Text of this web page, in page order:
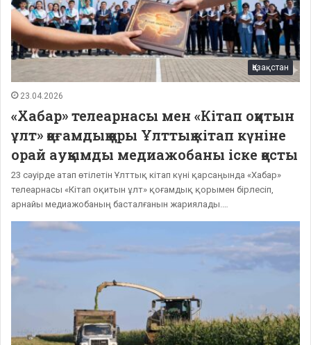
Қазақстан
23.04.2026
«Хабар» телеарнасы мен «Кітап оқитын
ұлт» қоғамдық қоры Ұлттық кітап күніне
орай ауқымды медиажобаны іске қосты
23 сәуірде атап өтілетін Ұлттық кітап күні қарсаңында «Хабар»
телеарнасы «Кітап оқитын ұлт» қоғамдық қорымен бірлесіп,
арнайы медиажобаның басталғанын жариялады.…